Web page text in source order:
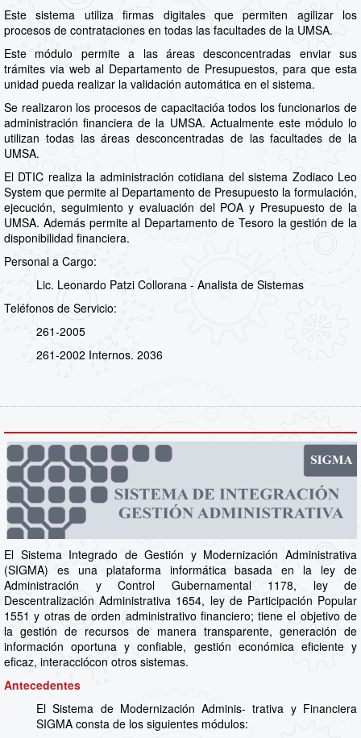
Este sistema utiliza firmas digitales que permiten agilizar los
procesos de contrataciones en todas las facultades de la UMSA.
Este módulo permite a las áreas desconcentradas enviar sus
trámites via web al Departamento de Presupuestos, para que esta
unidad pueda realizar la validación automática en el sistema.
Se realizaron los procesos de capacitacióa todos los funcionarios de
administración financiera de la UMSA. Actualmente este módulo lo
utilizan todas las áreas desconcentradas de las facultades de la
UMSA.
El DTIC realiza la administración cotidiana del sistema Zodiaco Leo
System que permite al Departamento de Presupuesto la formulación,
ejecución, seguimiento y evaluación del POA y Presupuesto de la
UMSA. Además permite al Departamento de Tesoro la gestión de la
disponibilidad financiera.
Personal a Cargo:
Lic. Leonardo Patzi Collorana - Analista de Sistemas
Teléfonos de Servicio:
261-2005
261-2002 Internos. 2036
El Sistema Integrado de Gestión y Modernización Administrativa
(SIGMA) es una plataforma informática basada en la ley de
Administración y Control Gubernamental 1178, ley de
Descentralización Administrativa 1654, ley de Participación Popular
1551 y otras de orden administrativo financiero; tiene el objetivo de
la gestión de recursos de manera transparente, generación de
información oportuna y confiable, gestión económica eficiente y
eficaz, interacciócon otros sistemas.
Antecedentes
El Sistema de Modernización Adminis- trativa y Financiera
SIGMA consta de los siguientes módulos: